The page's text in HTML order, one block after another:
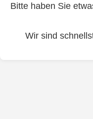
Bitte haben Sie
Wir sind